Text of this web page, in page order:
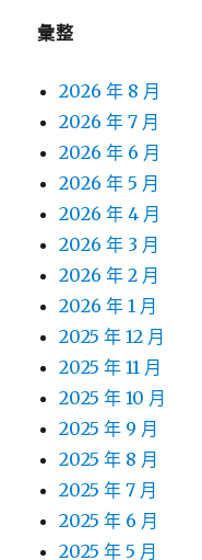
彙整
2026 年 8 月
2026 年 7 月
2026 年 6 月
2026 年 5 月
2026 年 4 月
2026 年 3 月
2026 年 2 月
2026 年 1 月
2025 年 12 月
2025 年 11 月
2025 年 10 月
2025 年 9 月
2025 年 8 月
2025 年 7 月
2025 年 6 月
2025 年 5 月